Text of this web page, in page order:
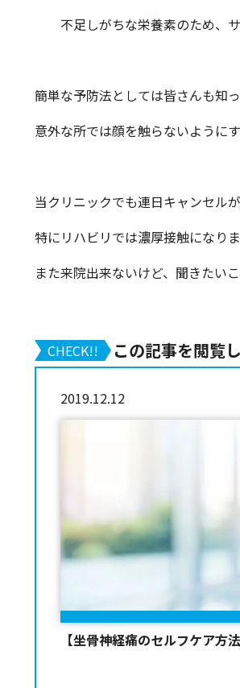
不足しがちな栄養素のため、サ
簡単な予防法としては皆さんも知
意外な所では顔を触らないように
当クリニックでも連日キャンセル
特にリハビリでは濃厚接触になり
また来院出来ないけど、聞きたい
CHECK!! この記事を閲覧
2019.12.12
【坐骨神経痛のセルフケア方法